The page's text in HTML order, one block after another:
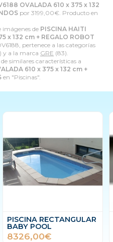
OVALADA 610 x 375 x 132
por 3199,00€ . Producto en
imágenes de PISCINA HAITI
x 132 cm + REGALO ROBOT
pertenece a las categorías
y a la marca GRE (83).
similares características a
610 x 375 x 132 cm +
en "Piscinas".
PISCINA RECTANGULAR
BABY POOL
8326,00€